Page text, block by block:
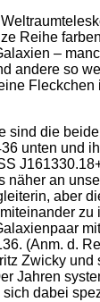
Reihe
–
andere so
Fleckchen
sind die
unten und
näher an
aber
zu
(Anm. d.
Zwicky und
Jahren
dabei